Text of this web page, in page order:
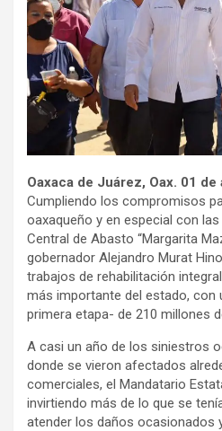
Oaxaca de Juárez, Oax. 01 de
Cumpliendo los compromisos
oaxaqueño y en especial con
Central de Abasto “Margarita
gobernador Alejandro Murat
trabajos de rehabilitación
más importante del estado, con
primera etapa- de 210 millones
A casi un año de los siniestros
donde se vieron afectados
comerciales, el Mandatario
invirtiendo más de lo que se
atender los daños ocasionados